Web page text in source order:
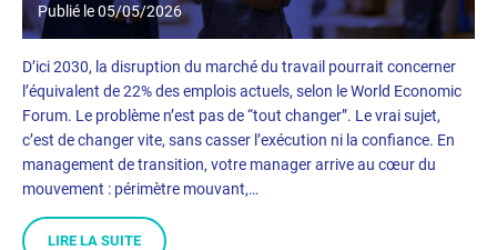
Publié le05/05/2026
D’ici 2030, la disruption du marché du travail pourrait concerner
l’équivalent de 22% des emplois actuels, selon le World Economic
Forum. Le problème n’est pas de “tout changer”. Le vrai sujet,
c’est de changer vite, sans casser l’exécution ni la confiance. En
management de transition, votre manager arrive au cœur du
mouvement : périmètre mouvant,…
LIRE LA SUITE